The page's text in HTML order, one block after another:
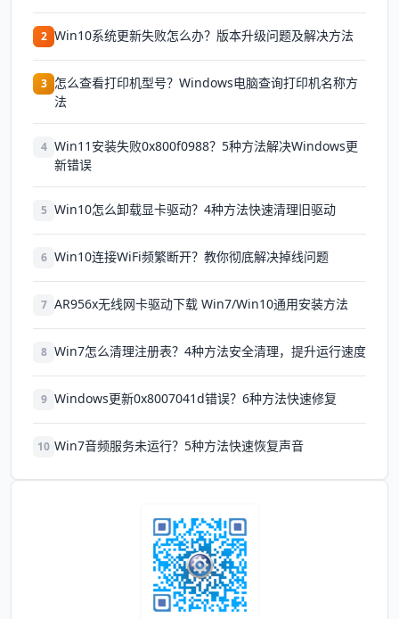
2 Win10系统更新失败怎么办？版本升级问题及解决方法
3 怎么查看打印机型号？Windows电脑查询打印机名称方
法
4 Win11安装失败0x800f0988？5种方法解决Windows更
新错误
5 Win10怎么卸载显卡驱动？4种方法快速清理旧驱动
6 Win10连接WiFi频繁断开？教你彻底解决掉线问题
7 AR956x无线网卡驱动下载 Win7/Win10通用安装方法
8 Win7怎么清理注册表？4种方法安全清理，提升运行速度
9 Windows更新0x8007041d错误？6种方法快速修复
10 Win7音频服务未运行？5种方法快速恢复声音